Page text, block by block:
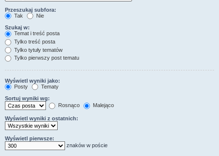
Przeszukaj subfora:
Tak
Nie
Szukaj w:
Temat i treść posta
Tylko treść posta
Tylko tytuły tematów
Tylko pierwszy post tematu
Wyświetl wyniki jako:
Posty
Tematy
Sortuj wyniki wg:
Rosnąco
Malejąco
Wyświetl wyniki z ostatnich:
Wyświetl pierwsze:
znaków w poście